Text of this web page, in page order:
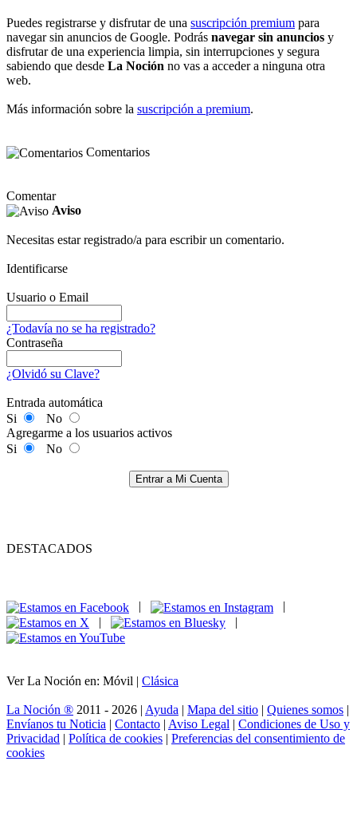
Puedes registrarse y disfrutar de una suscripción premium para
navegar sin anuncios de Google. Podrás navegar sin anuncios y
disfrutar de una experiencia limpia, sin interrupciones y segura
sabiendo que desde La Noción no vas a acceder a ninguna otra
web.
Más información sobre la suscripción a premium.
Comentarios
Comentar
Aviso
Necesitas estar registrado/a para escribir un comentario.
Identificarse
Usuario o Email
¿Todavía no se ha registrado?
Contraseña
¿Olvidó su Clave?
Entrada automática
Si
No
Agregarme a los usuarios activos
Si
No
Entrar a Mi Cuenta
DESTACADOS
|
|
Ver La Noción en: Móvil | Clásica
La Noción ® 2011 - 2026 | Ayuda | Mapa del sitio | Quienes somos |
Envíanos tu Noticia | Contacto | Aviso Legal | Condiciones de Uso y
Privacidad | Política de cookies | Preferencias del consentimiento de
cookies